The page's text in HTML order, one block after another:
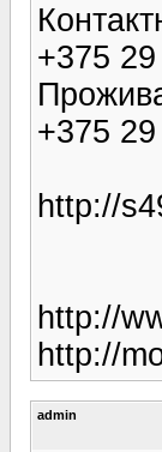
+375
+375
http://
http://
http://
admin